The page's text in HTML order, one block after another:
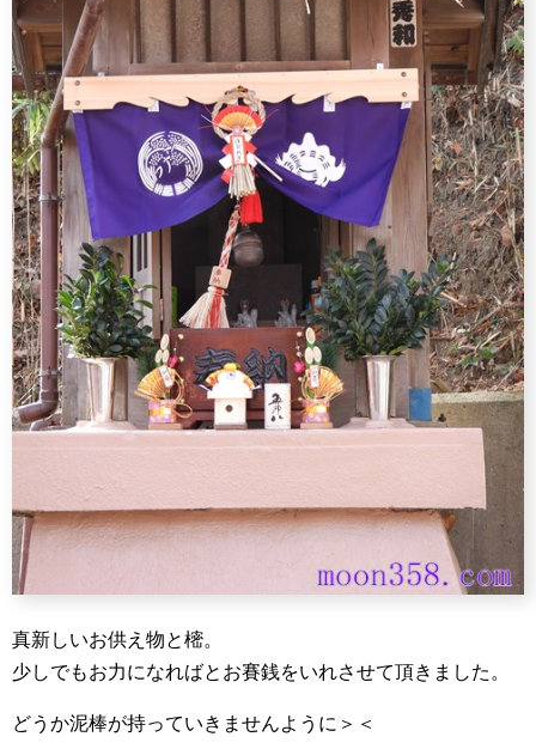
真新しいお供え物と樒。
少しでもお力になればとお賽銭をいれさせて頂きました。
どうか泥棒が持っていきませんように＞＜